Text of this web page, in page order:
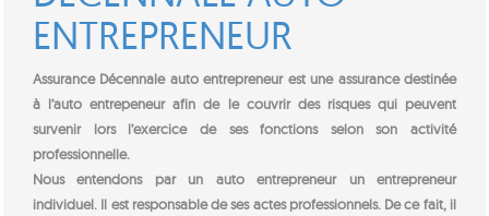
ENTREPRENEUR
Assurance Décennale auto entrepreneur est une assurance destinée
à l’auto entrepeneur afin de le couvrir des risques qui peuvent
survenir lors l’exercice de ses fonctions selon son activité
professionnelle.
Nous entendons par un auto entrepreneur un entrepreneur
individuel. Il est responsable de ses actes professionnels. De ce fait, il